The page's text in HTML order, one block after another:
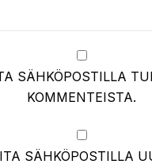
SÄHKÖPOSTILLA
KOMMENTEISTA.
SÄHKÖPOSTILLA